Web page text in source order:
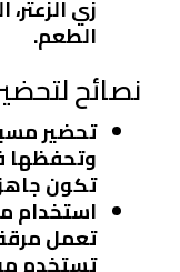
زي الزعتر،
الطعم.
نصائح
تحضير
وتحفظها
تكون
استخدام
تعمل
تستخدم